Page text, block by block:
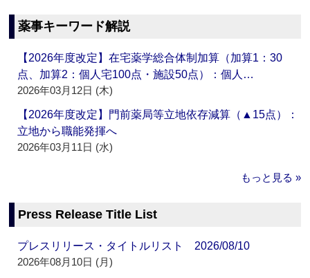
薬事キーワード解説
【2026年度改定】在宅薬学総合体制加算（加算1：30
点、加算2：個人宅100点・施設50点）：個人…
2026年03月12日 (木)
【2026年度改定】門前薬局等立地依存減算（▲15点）：
立地から職能発揮へ
2026年03月11日 (水)
もっと見る »
Press Release Title List
プレスリリース・タイトルリスト 2026/08/10
2026年08月10日 (月)